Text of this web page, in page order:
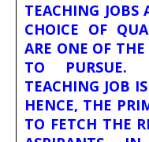
TEACHING JOBS
CHOICE OF
ARE ONE OF
TO PURSUE.
TEACHING JOB
HENCE, THE
TO FETCH THE